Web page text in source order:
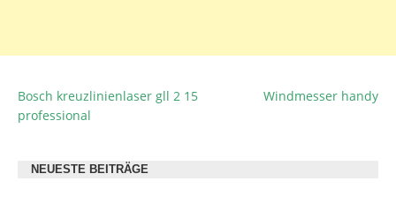
BEITRAGSNAVIGATION
Bosch kreuzlinienlaser gll 2 15
professional
Windmesser handy
NEUESTE BEITRÄGE